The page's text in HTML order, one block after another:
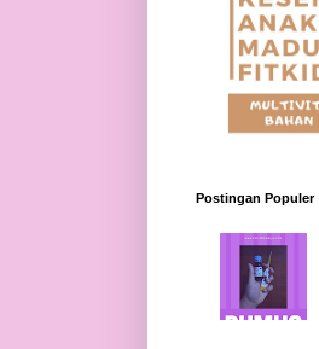
Postingan Populer